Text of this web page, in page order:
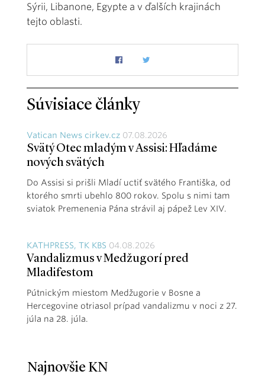
Sýrii, Libanone, Egypte a v ďalších krajinách
tejto oblasti.
Súvisiace články
Vatican News cirkev.cz 07.08.2026
Svätý Otec mladým v Assisi: Hľadáme
nových svätých
Do Assisi si prišli Mladí uctiť svätého Františka, od
ktorého smrti ubehlo 800 rokov. Spolu s nimi tam
sviatok Premenenia Pána strávil aj pápež Lev XIV.
KATHPRESS, TK KBS 04.08.2026
Vandalizmus v Medžugorí pred
Mladifestom
Pútnickým miestom Medžugorie v Bosne a
Hercegovine otriasol prípad vandalizmu v noci z 27.
júla na 28. júla.
Najnovšie KN